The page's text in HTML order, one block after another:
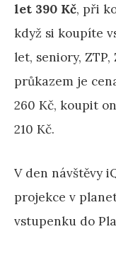
let 390 Kč, při
když si koupíte
let, seniory, ZTP,
průkazem je
260 Kč, koupit
210 Kč.
V den návštěvy
projekce v
vstupenku do